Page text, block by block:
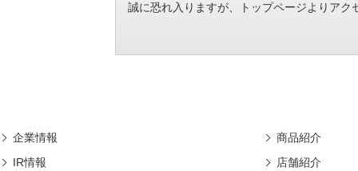
誠に恐れ入りますが、トップページよりアク
企業情報
IR情報
商品紹介
店舗紹介